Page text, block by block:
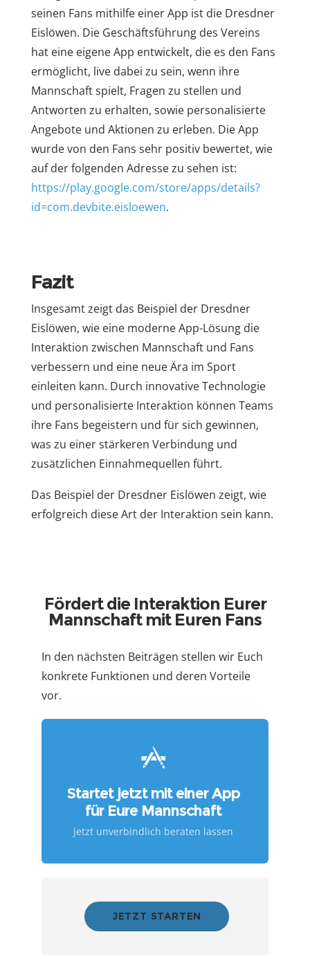
seinen Fans mithilfe einer App ist die Dresdner
Eislöwen. Die Geschäftsführung des Vereins
hat eine eigene App entwickelt, die es den Fans
ermöglicht, live dabei zu sein, wenn ihre
Mannschaft spielt, Fragen zu stellen und
Antworten zu erhalten, sowie personalisierte
Angebote und Aktionen zu erleben. Die App
wurde von den Fans sehr positiv bewertet, wie
auf der folgenden Adresse zu sehen ist:
https://play.google.com/store/apps/details?
id=com.devbite.eisloewen.
Fazit
Insgesamt zeigt das Beispiel der Dresdner
Eislöwen, wie eine moderne App-Lösung die
Interaktion zwischen Mannschaft und Fans
verbessern und eine neue Ära im Sport
einleiten kann. Durch innovative Technologie
und personalisierte Interaktion können Teams
ihre Fans begeistern und für sich gewinnen,
was zu einer stärkeren Verbindung und
zusätzlichen Einnahmequellen führt.
Das Beispiel der Dresdner Eislöwen zeigt, wie
erfolgreich diese Art der Interaktion sein kann.
Fördert die Interaktion Eurer
Mannschaft mit Euren Fans
In den nächsten Beiträgen stellen wir Euch
konkrete Funktionen und deren Vorteile
vor.
Startet jetzt mit einer App
für Eure Mannschaft
jetzt unverbindlich beraten lassen
JETZT STARTEN